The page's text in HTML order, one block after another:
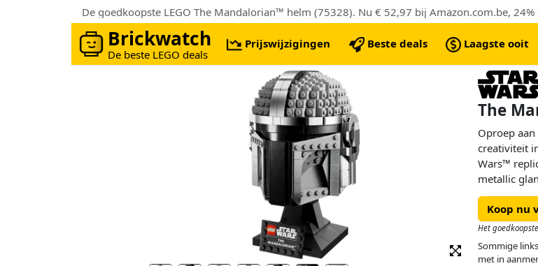
De goedkoopste LEGO The Mandalorian™ helm (75328). Nu € 52,97 bij Amazon.com.be,
Brickwatch
De beste LEGO deals
Prijswijzigingen Beste deals Laagste ooit
The
Oproep
creativiteit
Wars™
metallic
manier
je met de
contouren
thuis of op
Koop nu
Het
Sommige
met in